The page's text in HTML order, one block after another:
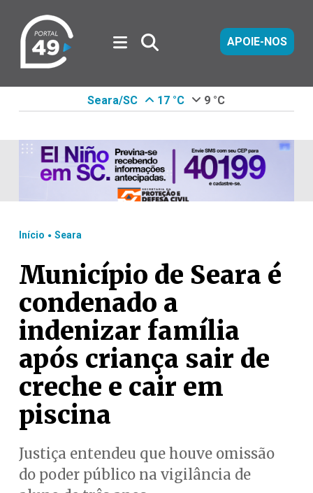
APOIE-NOS
Seara/SC 17 °C 9 °C
Início . Seara
Município de Seara é
condenado a
indenizar família
após criança sair de
creche e cair em
piscina
Justiça entendeu que houve omissão
do poder público na vigilância de